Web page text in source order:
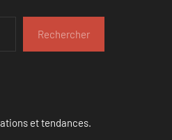
Rechercher
et tendances.